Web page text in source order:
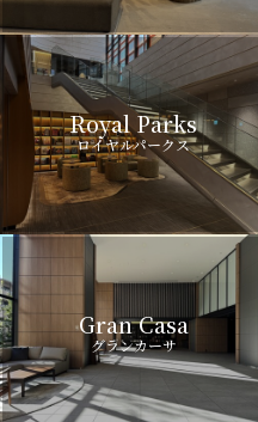
Royal Parks
ロイヤルパークス
Gran Casa
グランカーサ